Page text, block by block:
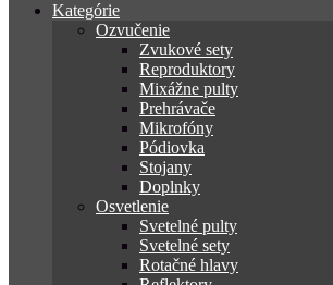
Kategórie
Ozvučenie
Zvukové sety
Reproduktory
Mixážne pulty
Prehrávače
Mikrofóny
Pódiovka
Stojany
Doplnky
Osvetlenie
Svetelné pulty
Svetelné sety
Rotačné hlavy